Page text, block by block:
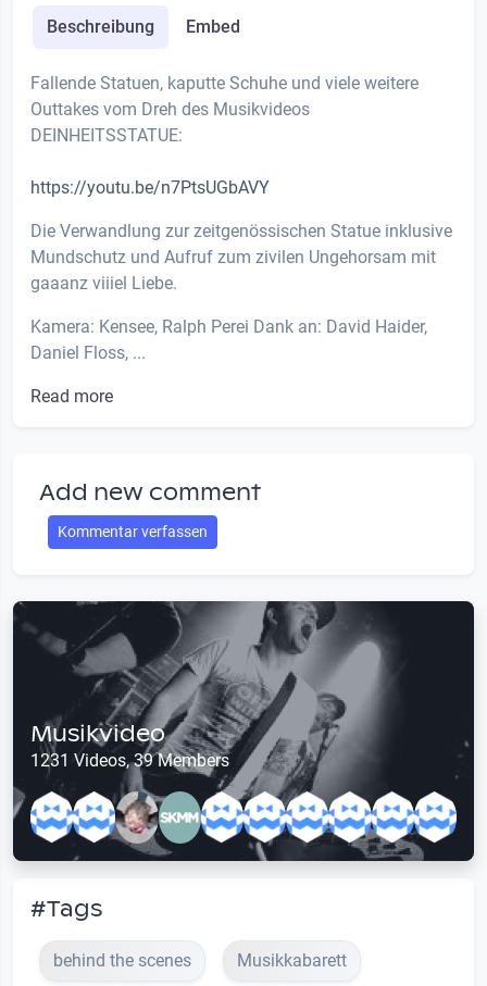
Beschreibung Embed
Fallende Statuen, kaputte Schuhe und viele weitere
Outtakes vom Dreh des Musikvideos
DEINHEITSSTATUE:
https://youtu.be/n7PtsUGbAVY
Die Verwandlung zur zeitgenössischen Statue inklusive
Mundschutz und Aufruf zum zivilen Ungehorsam mit
gaaanz viiiel Liebe.
Kamera: Kensee, Ralph Perei Dank an: David Haider,
Daniel Floss, ...
Read more
Add new comment
Kommentar verfassen
Musikvideo
1231 Videos, 39 Members
#Tags
behind the scenes Musikkabarett